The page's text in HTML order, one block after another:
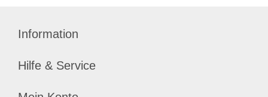
Information
Hilfe & Service